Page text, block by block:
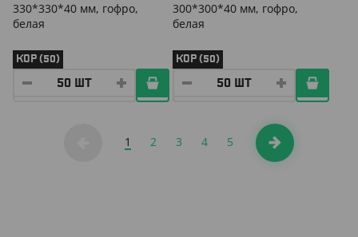
330*330*40 мм, гофро,
белая
КОР (50)
300*300*40 мм, гофро,
белая
КОР (50)
1 2 3 4 5